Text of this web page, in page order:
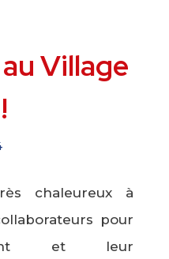
Village
chaleureux à
pour
et leur